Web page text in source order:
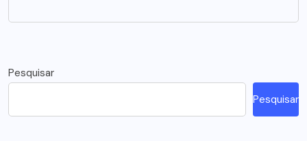
Pesquisar
Pesquisar